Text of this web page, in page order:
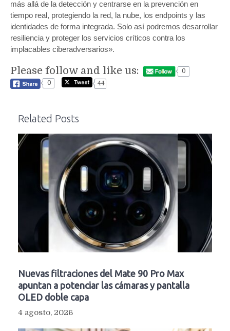
más allá de la detección y centrarse en la prevención en
tiempo real, protegiendo la red, la nube, los endpoints y las
identidades de forma integrada. Solo así podremos desarrollar
resiliencia y proteger los servicios críticos contra los
implacables ciberadversarios».
Please follow and like us:
0
0
44
Related Posts
Nuevas filtraciones del Mate 90 Pro Max
apuntan a potenciar las cámaras y pantalla
OLED doble capa
4 agosto, 2026